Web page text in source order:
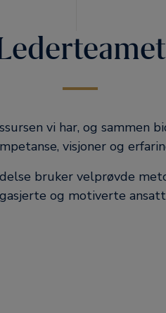
vi har, og sammen
visjoner og
bruker velprøvde
og motiverte